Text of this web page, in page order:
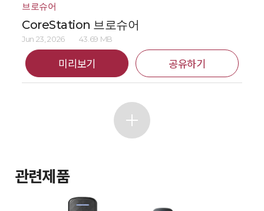
브로슈어
CoreStation 브로슈어
Jun 23, 2026 43.69 MB
미리보기 공유하기
관련제품